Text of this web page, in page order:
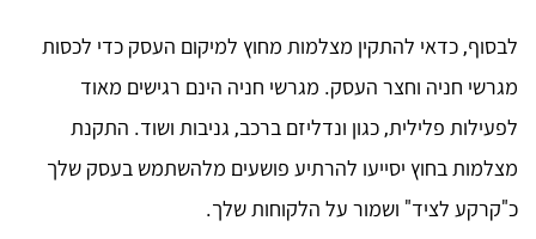
לבסוף, כדאי להתקין מצלמות מחוץ למיקום העסק כדי לכסות
מגרשי חניה וחצר העסק. מגרשי חניה הינם רגישים מאוד
לפעילות פלילית, כגון ונדליזם ברכב, גניבות ושוד. התקנת
מצלמות בחוץ יסייעו להרתיע פושעים מלהשתמש בעסק שלך
כ"קרקע לציד" ושמור על הלקוחות שלך.